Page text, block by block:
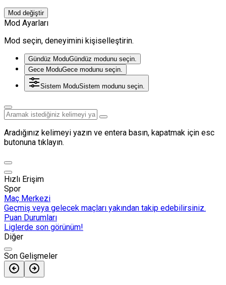
Mod değiştir
Mod Ayarları
Mod seçin, deneyimini kişiselleştirin.
Gündüz ModuGündüz modunu seçin.
Gece ModuGece modunu seçin.
Sistem ModuSistem modunu seçin.
Aradığınız kelimeyi yazın ve entera basın, kapatmak için esc
butonuna tıklayın.
Hızlı Erişim
Spor
Maç Merkezi
Geçmiş veya gelecek maçları yakından takip edebilirsiniz.
Puan Durumları
Liglerde son görünüm!
Diğer
Son Gelişmeler